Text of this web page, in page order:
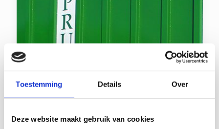
Toestemming Details Over
Deze website maakt gebruik van cookies
Request quotation or request